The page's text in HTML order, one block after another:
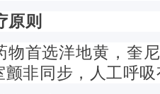
原则
物首选洋地黄，奎
非同步，人工呼